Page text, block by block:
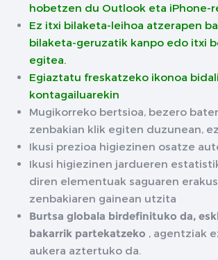
hobetzen du Outlook eta iPhone-
Ez itxi bilaketa-leihoa atzerapen
bilaketa-geruzatik kanpo edo itxi
egitea.
Egiaztatu freskatzeko ikonoa
kontagailuarekin
Mugikorreko bertsioa, bezero
zenbakian klik egiten duzunean,
Ikusi prezioa higiezinen osatze
Ikusi higiezinen jardueren
diren elementuak saguaren
zenbakiaren gainean utzita
Burtsa globala birdefinituko da,
bakarrik partekatzeko , agentziak
aukera aztertuko da.